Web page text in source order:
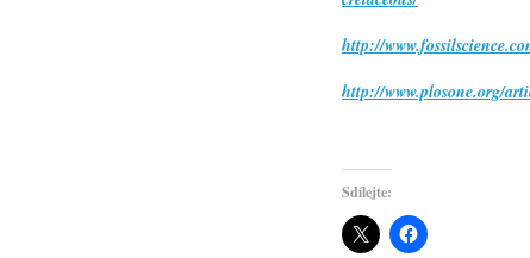
http://
http://www.plosone.org/
Sdílejte: